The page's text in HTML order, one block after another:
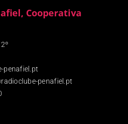
Cooperativa
penafiel.pt
penafiel.pt